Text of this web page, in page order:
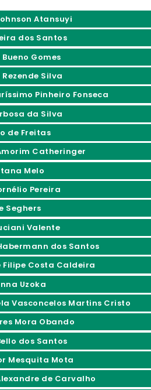
Atansuyi
dos Santos
Gomes
Silva
Pinheiro Fonseca
da Silva
de Freitas
Catheringer
Melo
Pereira
Seghers
Valente
dos Santos
Filipe Costa Caldeira
Uzoka
Vasconcelos Martins Cristo
Mora Obando
dos Santos
Mesquita Mota
de Carvalho